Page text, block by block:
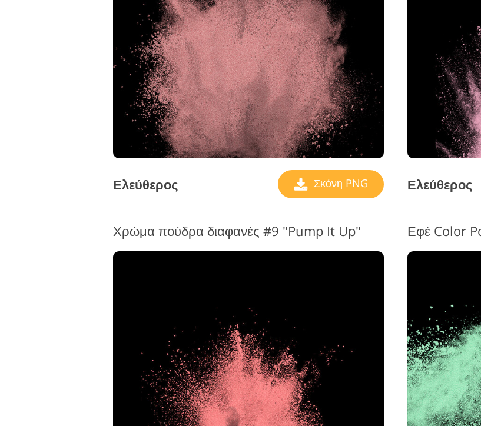
Ελεύθερος Σκόνη PNG Ελεύθερος
Χρώμα πούδρα διαφανές #9 "Pump It Up"